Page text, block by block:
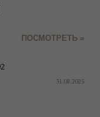
ПОСМОТРЕТЬ »
31.08.2025